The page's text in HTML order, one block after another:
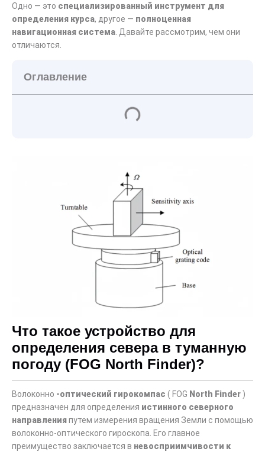
Одно — это специализированный инструмент для
определения курса, другое — полноценная
навигационная система . Давайте рассмотрим, чем они
отличаются.
Оглавление
Что такое устройство для
определения севера в туманную
погоду (FOG North Finder)?
Волоконно -оптический гирокомпас ( FOG North Finder )
предназначен для определения истинного северного
направленияпутем измерения вращения Земли с помощью
волоконно-оптического гироскопа. Его главное
преимущество заключается в невосприимчивости к